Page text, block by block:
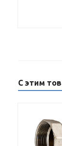
С этим